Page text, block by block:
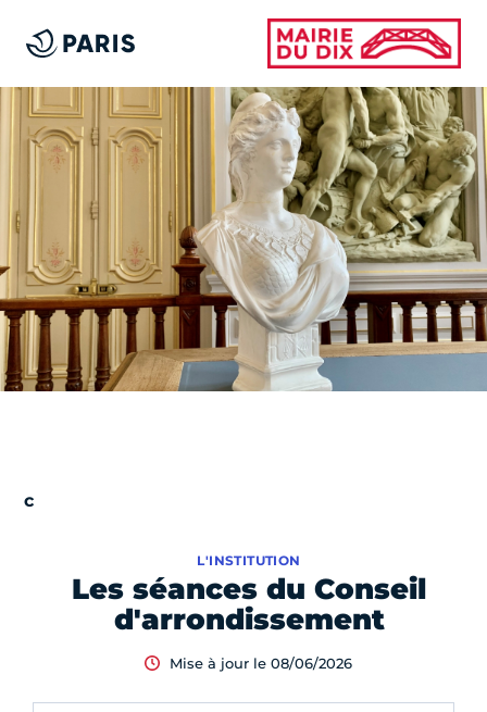
Les séances du Conseil
d'arrondissement
L'INSTITUTION
Mise à jour le 08/06/2026